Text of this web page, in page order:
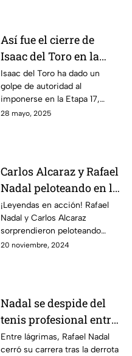
Así fue el cierre de
Isaac del Toro en la
Etapa 17 del Giro de
Italia
Isaac del Toro ha dado un
golpe de autoridad al
imponerse en la Etapa 17,
consolidándose como líder de
28 mayo, 2025
Carlos Alcaraz y Rafael
Nadal peloteando en la
Copa Davis
¡Leyendas en acción! Rafael
Nadal y Carlos Alcaraz
sorprendieron peloteando
juntos en la Copa Davis
20 noviembre, 2024
Nadal se despide del
tenis profesional entre
lágrimas
Entre lágrimas, Rafael Nadal
cerró su carrera tras la derrota